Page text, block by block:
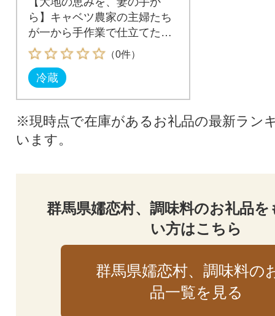
ら】キャベツ農家の主婦たち
が一から手作業で仕立てた特
製ギフト
（0件）
冷蔵
※現時点で在庫があるお礼品の最新ラン
います。
群馬県嬬恋村、調味料のお礼品
い方はこちら
群馬県嬬恋村、調味料の
品一覧を見る